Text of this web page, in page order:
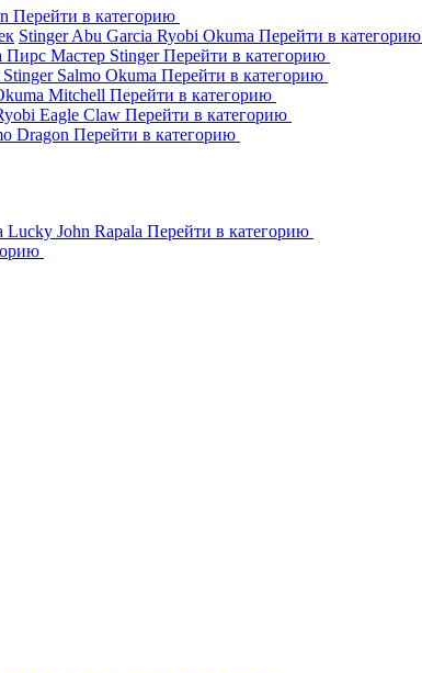
Перейти в категорию
StingerAbu Garcia Ryobi Okuma Перейти в категорию
Пирс Мастер StingerПерейти в категорию
Stinger Salmo Okuma Перейти в категорию
Mitchell Перейти в категорию
Eagle Claw Перейти в категорию
Dragon Перейти в категорию
Lucky John Rapala Перейти в категорию